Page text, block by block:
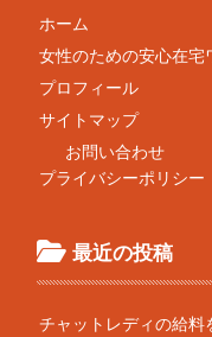
ホーム
女性のための安心在宅
プロフィール
サイトマップ
お問い合わせ
プライバシーポリシー
最近の投稿
チャットレディの給料